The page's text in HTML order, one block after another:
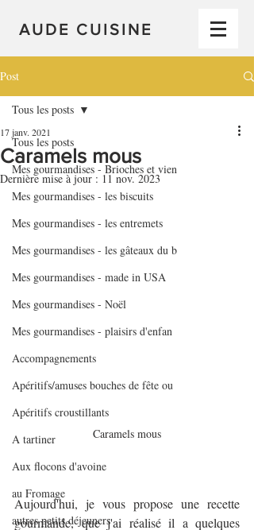
AUDE CUISINE
Post
Tous les posts
Mes gourmandises - Brioches et vien
Mes gourmandises - les biscuits
Mes gourmandises - les entremets
Mes gourmandises - les gâteaux du b
Mes gourmandises - made in USA
Mes gourmandises - Noël
Mes gourmandises - plaisirs d'enfan
Accompagnements
Apéritifs/amuses bouches de fête ou
Apéritifs croustillants
A tartiner
Aux flocons d'avoine
au Fromage
autres petits déjeuners
Tous les posts
Caramels mous
17 janv. 2021
Dernière mise à jour : 11 nov. 2023
Caramels mous
Aujourd'hui, je vous propose une recette
gourmande, que j'ai réalisé il a quelques